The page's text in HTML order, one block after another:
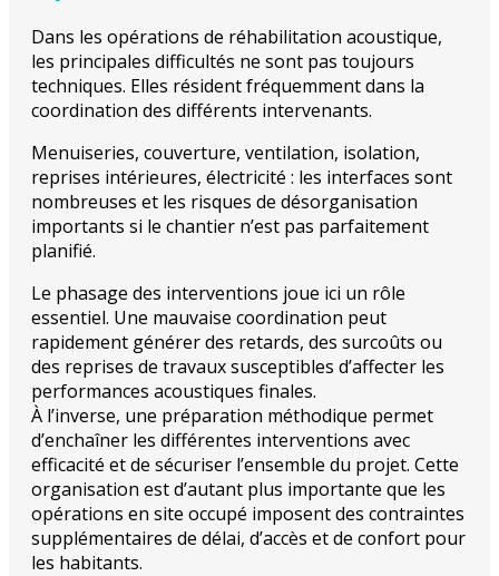
Dans les opérations de réhabilitation acoustique,
les principales difficultés ne sont pas toujours
techniques. Elles résident fréquemment dans la
coordination des différents intervenants.
Menuiseries, couverture, ventilation, isolation,
reprises intérieures, électricité : les interfaces sont
nombreuses et les risques de désorganisation
importants si le chantier n’est pas parfaitement
planifié.
Le phasage des interventions joue ici un rôle
essentiel. Une mauvaise coordination peut
rapidement générer des retards, des surcoûts ou
des reprises de travaux susceptibles d’affecter les
performances acoustiques finales.
À l’inverse, une préparation méthodique permet
d’enchaîner les différentes interventions avec
efficacité et de sécuriser l’ensemble du projet. Cette
organisation est d’autant plus importante que les
opérations en site occupé imposent des contraintes
supplémentaires de délai, d’accès et de confort pour
les habitants.